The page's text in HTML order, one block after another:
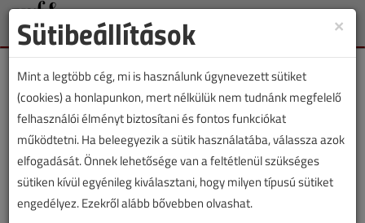
Toggle
Lapszám:
TARTALOM
×
Sütibeállítások
Mint a legtöbb cég, mi is használunk úgynevezett sütiket
(cookies) a honlapunkon, mert nélkülük nem tudnánk megfelelő
felhasználói élményt biztosítani és fontos funkciókat
működtetni. Ha beleegyezik a sütik használatába, válassza azok
elfogadását. Önnek lehetősége van a feltétlenül szükséges
sütiken kívül egyénileg kiválasztani, hogy milyen típusú sütiket
engedélyez. Ezekről alább bővebben olvashat.